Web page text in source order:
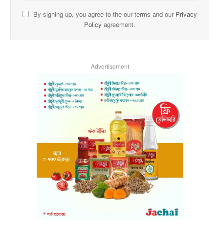
By signing up, you agree to the our terms and our Privacy
Policy agreement.
Advertisement